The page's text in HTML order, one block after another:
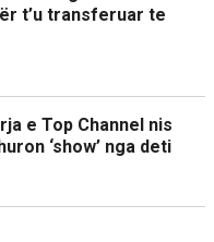
t’u transferuar te
e Top Channel nis
‘show’ nga deti